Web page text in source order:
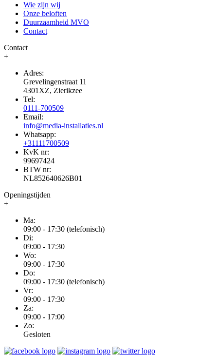
Wie zijn wij
Onze beloften
Duurzaamheid MVO
Contact
Contact
+
Adres:
Grevelingenstraat 11
4301XZ, Zierikzee
Tel:
0111-700509
Email:
info@media-installaties.nl
Whatsapp:
+31111700509
KvK nr:
99697424
BTW nr:
NL852640626B01
Openingstijden
+
Ma:
09:00 - 17:30 (telefonisch)
Di:
09:00 - 17:30
Wo:
09:00 - 17:30
Do:
09:00 - 17:30 (telefonisch)
Vr:
09:00 - 17:30
Za:
09:00 - 17:00
Zo:
Gesloten